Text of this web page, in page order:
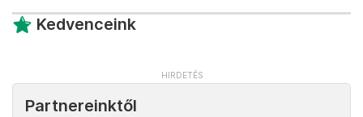
Kedvenceink
Partnereinktől